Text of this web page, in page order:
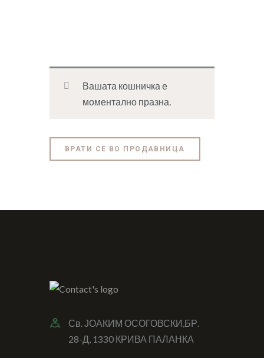
FASHION COOKIE
Вашата кошничка е
моментално празна.
ВРАТИ СЕ ВО ПРОДАВНИЦА
Св. ЈОАКИМ ОСОГОВСКИ,БР.
28-Д, 1330 КРИВА ПАЛАНКА